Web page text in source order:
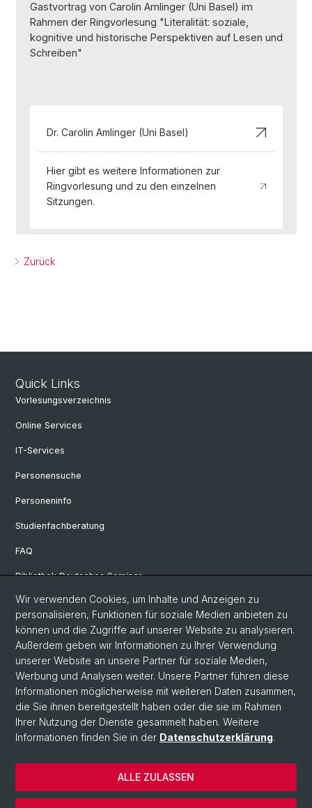
Gastvortrag von Carolin Amlinger (Uni Basel) im
Rahmen der Ringvorlesung "Literalität: soziale,
kognitive und historische Perspektiven auf Lesen und
Schreiben"
Dr. Carolin Amlinger (Uni Basel)
Hier gibt es weitere Informationen zur
Ringvorlesung und zu den einzelnen
Sitzungen.
Zurück
Quick Links
Vorlesungsverzeichnis
Online Services
IT-Services
Personensuche
Personeninfo
Studienfachberatung
FAQ
Bibliothek Deutsches Seminar
Neuere deutsche Literaturwissenschaft
Germanistische Mediävistik
Deutsche Sprachwissenschaft
© Universität Basel
Philosophisch-Historische Fakultät
Sprach- und Literaturwissenschaften
Home
Datenschutzerklärung
Wir verwenden Cookies, um Inhalte und Anzeigen zu
personalisieren, Funktionen für soziale Medien anbieten zu
können und die Zugriffe auf unserer Website zu analysieren.
Außerdem geben wir Informationen zu Ihrer Verwendung
unserer Website an unsere Partner für soziale Medien,
Werbung und Analysen weiter. Unsere Partner führen diese
Informationen möglicherweise mit weiteren Daten zusammen,
die Sie ihnen bereitgestellt haben oder die sie im Rahmen
Ihrer Nutzung der Dienste gesammelt haben. Weitere
Informationen finden Sie in der Datenschutzerklärung.
ALLE ZULASSEN